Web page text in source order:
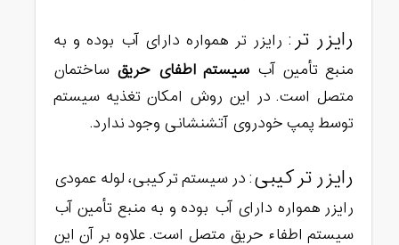
رایزر تر: رایزر تر همواره دارای آب بوده و به
منبع تأمین آب سیستم اطفای حریق ساختمان
متصل است. در این روش امکان تغذیه سیستم
توسط پمپ خودروی آتشنشانی وجود ندارد.
رایزر ترکیبی: در سیستم ترکیبی، لوله عمودی
رایزر همواره دارای آب بوده و به منبع تأمین آب
سیستم اطفاء حریق متصل است. علاوه بر آن این